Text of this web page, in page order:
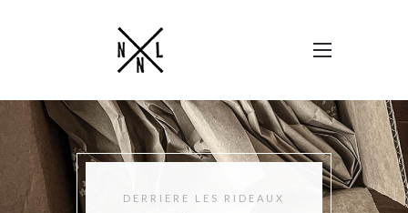
DERRIERE LES RIDEAUX